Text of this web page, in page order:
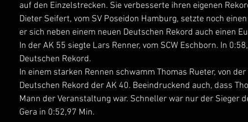
auf den Einzelstrecken. Sie verbesserte ihren eigenen
Dieter Seifert, vom SV Poseidon Hamburg, setzte noch
er sich neben einem neuen Deutschen Rekord auch einen
In der AK 55 siegte Lars Renner, vom SCW Eschborn. In
Deutschen Rekord.
In einem starken Rennen schwamm Thomas Rueter, von
Deutschen Rekord der AK 40. Beeindruckend auch, dass
Mann der Veranstaltung war. Schneller war nur der Sieger
Gera in 0:52,97 Min.